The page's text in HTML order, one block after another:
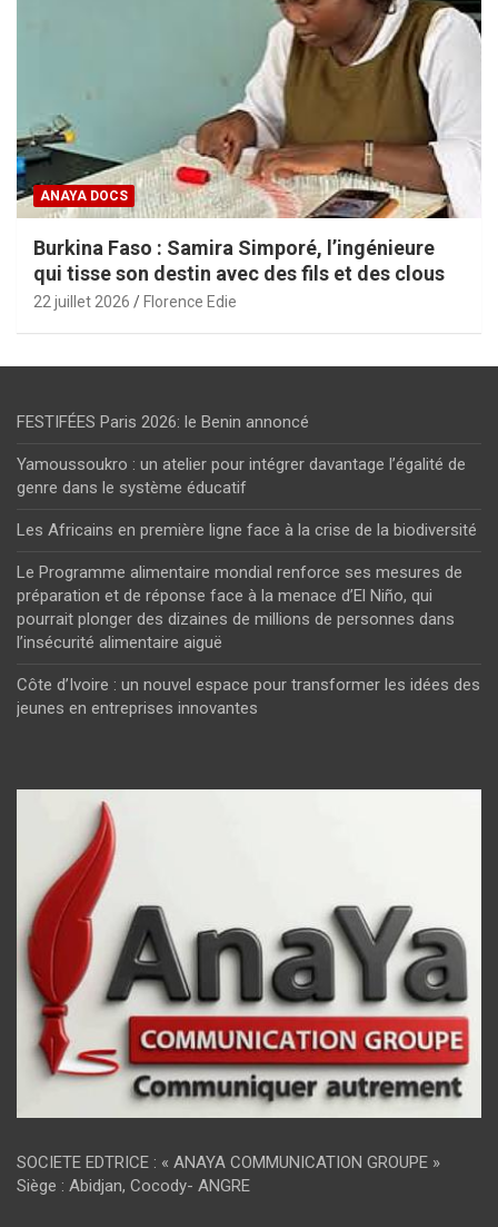
ANAYA DOCS
Burkina Faso : Samira Simporé, l’ingénieure
qui tisse son destin avec des fils et des clous
22 juillet 2026 Florence Edie
FESTIFÉES Paris 2026: le Benin annoncé
Yamoussoukro : un atelier pour intégrer davantage l’égalité de
genre dans le système éducatif
Les Africains en première ligne face à la crise de la biodiversité
Le Programme alimentaire mondial renforce ses mesures de
préparation et de réponse face à la menace d’El Niño, qui
pourrait plonger des dizaines de millions de personnes dans
l’insécurité alimentaire aiguë
Côte d’Ivoire : un nouvel espace pour transformer les idées des
jeunes en entreprises innovantes
SOCIETE EDTRICE : « ANAYA COMMUNICATION GROUPE »
Siège : Abidjan, Cocody- ANGRE